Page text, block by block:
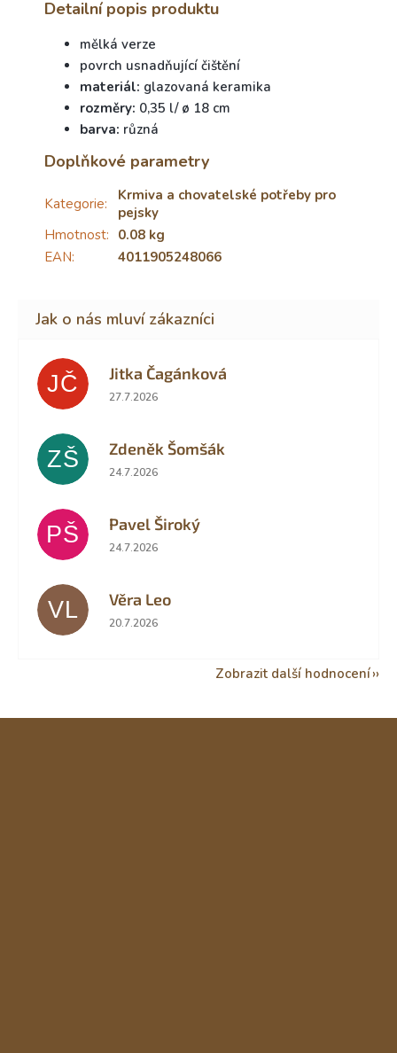
Detailní popis produktu
mělká verze
povrch usnadňující čištění
materiál: glazovaná keramika
rozměry: 0,35 l/ ø 18 cm
barva: různá
Doplňkové parametry
Kategorie:
Krmiva a chovatelské potřeby pro
pejsky
Hmotnost: 0.08 kg
EAN: 4011905248066
JČ Jitka Čagánková
Hodnocení obchodu je 5 z 5 hvězdiček.
27.7.2026
ZŠ Zdeněk Šomšák
Hodnocení obchodu je 5 z 5 hvězdiček.
24.7.2026
PŠ Pavel Široký
Hodnocení obchodu je 5 z 5 hvězdiček.
24.7.2026
VL Věra Leo
Hodnocení obchodu je 5 z 5 hvězdiček.
20.7.2026
Zobrazit další hodnocení